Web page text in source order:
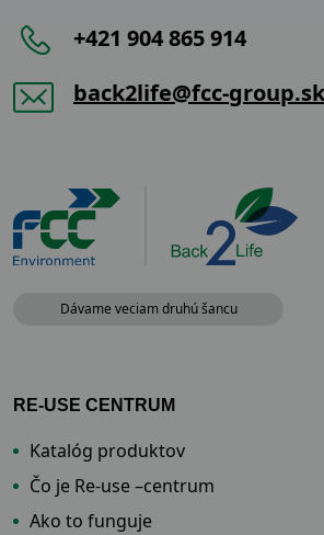
+421 904 865 914
back2life@fcc-group.sk
Dávame veciam druhú šancu
RE-USE CENTRUM
Katalóg produktov
Čo je Re-use –centrum
Ako to funguje